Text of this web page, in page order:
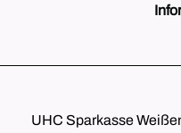
UHC Sparkasse